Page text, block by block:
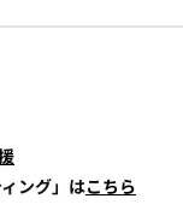
ング」はこちら